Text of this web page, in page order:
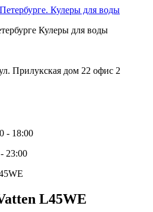
Кулеры для воды
Прилукская дом 22 офис 2
- 18:00
23:00
L45WE